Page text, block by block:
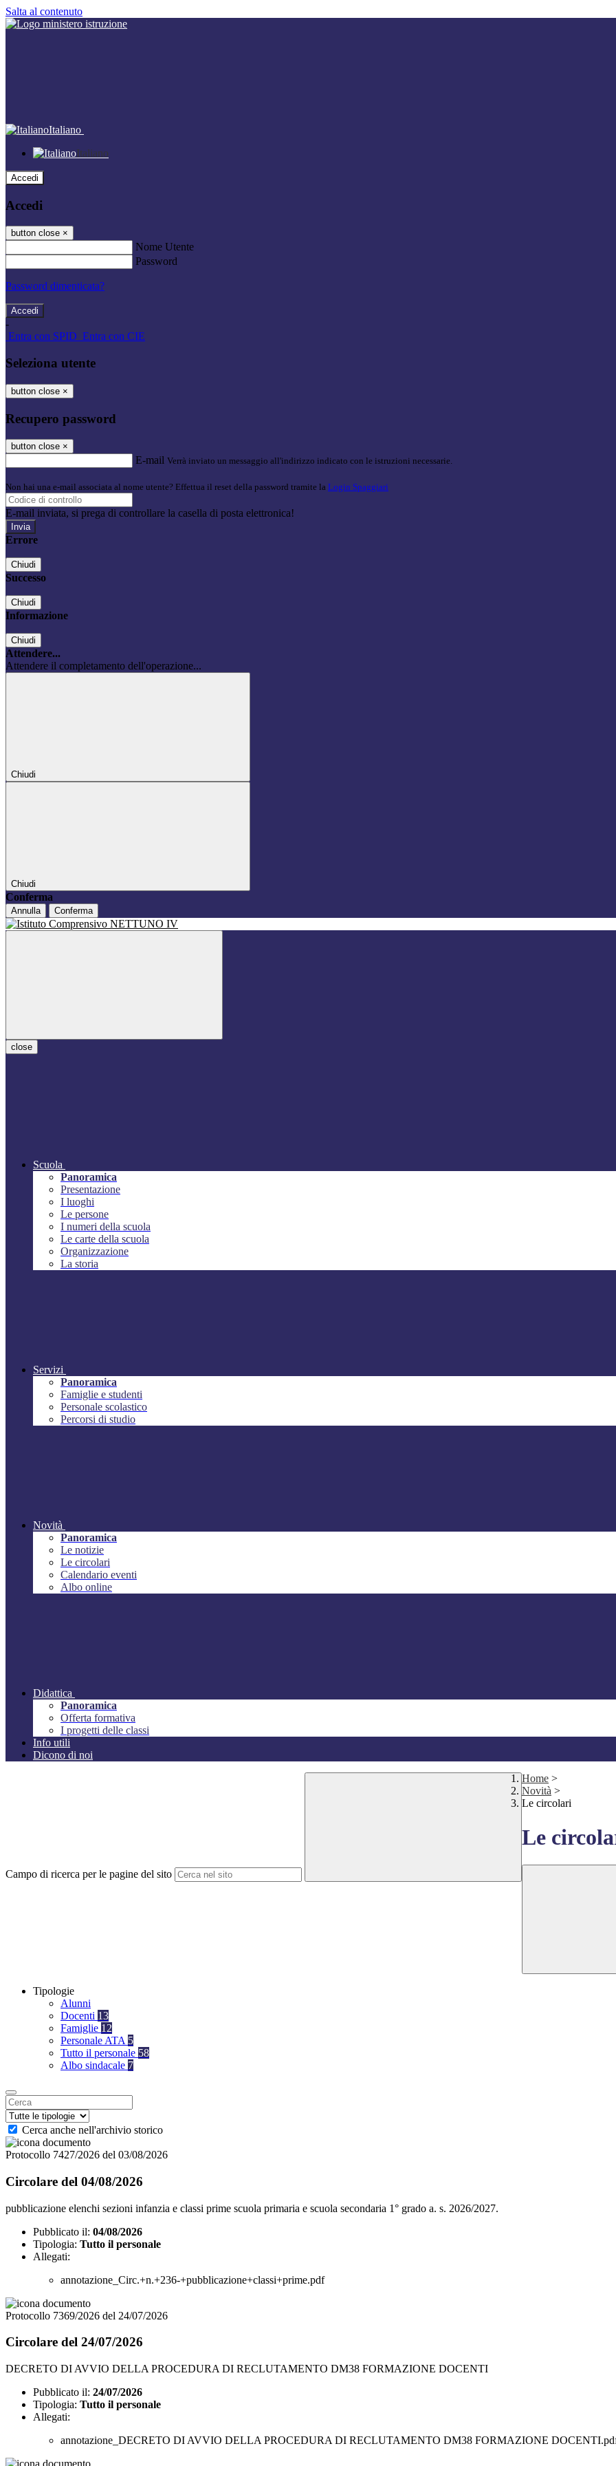
Salta al contenuto
Italiano
Italiano
Accedi
Accedi
button close ×
Nome Utente
Password
Password dimenticata?
-
Entra con SPID Entra con CIE
Seleziona utente
button close ×
Recupero password
button close ×
E-mail Verrà inviato un messaggio all'indirizzo indicato con le istruzioni necessarie.
Non hai una e-mail associata al nome utente? Effettua il reset della password tramite la Login Spaggiari
E-mail inviata, si prega di controllare la casella di posta elettronica!
Errore
Chiudi
Successo
Chiudi
Informazione
Chiudi
Attendere...
Attendere il completamento dell'operazione...
Chiudi
Chiudi
Conferma
Annulla Conferma
close
Scuola
Panoramica
Presentazione
I luoghi
Le persone
I numeri della scuola
Le carte della scuola
Organizzazione
La storia
Servizi
Panoramica
Famiglie e studenti
Personale scolastico
Percorsi di studio
Novità
Panoramica
Le notizie
Le circolari
Calendario eventi
Albo online
Didattica
Panoramica
Offerta formativa
I progetti delle classi
Info utili
Dicono di noi
Campo di ricerca per le pagine del sito
Home >
Novità >
Le circolari
Le
Tipologie
Alunni
Docenti 13
Famiglie 12
Personale ATA 5
Tutto il personale 58
Albo sindacale 7
Cerca anche nell'archivio storico
Protocollo 7427/2026 del 03/08/2026
Circolare del 04/08/2026
pubblicazione elenchi sezioni infanzia e classi prime scuola primaria e scuola secondaria 1° grado a. s. 2026/2027.
Pubblicato il: 04/08/2026
Tipologia: Tutto il personale
Allegati:
annotazione_Circ.+n.+236-+pubblicazione+classi+prime.pdf
Protocollo 7369/2026 del 24/07/2026
Circolare del 24/07/2026
DECRETO DI AVVIO DELLA PROCEDURA DI RECLUTAMENTO DM38 FORMAZIONE DOCENTI
Pubblicato il: 24/07/2026
Tipologia: Tutto il personale
Allegati:
annotazione_DECRETO DI AVVIO DELLA PROCEDURA DI RECLUTAMENTO DM38 FORMAZIONE